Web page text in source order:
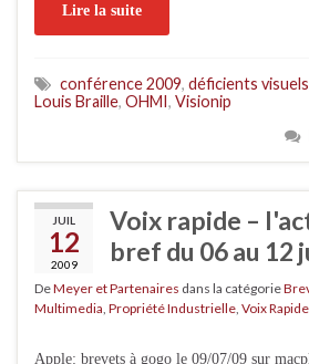
Lire la suite
conférence 2009, déficients visuels
Louis Braille, OHMI, Visionip
JUIL
12
2009
Voix rapide –
bref du 06 au 12
DeMeyer et Partenaires dans la catégorie
Multimedia Propriété Industrielle Voix Rapide
Apple: brevets à gogo le 09/07/09 sur